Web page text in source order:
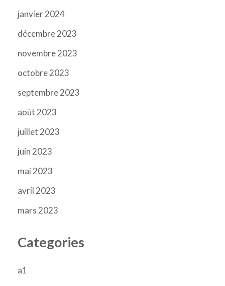
janvier 2024
décembre 2023
novembre 2023
octobre 2023
septembre 2023
août 2023
juillet 2023
juin 2023
mai 2023
avril 2023
mars 2023
Categories
a1